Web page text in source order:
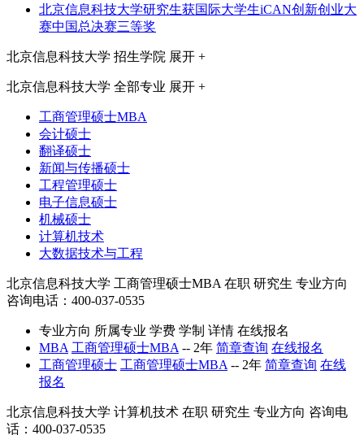
北京信息科技大学研究生获国际大学生iCAN创新创业大
赛中国总决赛三等奖
北京信息科技大学 招生学院 展开 +
北京信息科技大学 全部专业 展开 +
工商管理硕士MBA
会计硕士
翻译硕士
新闻与传播硕士
工程管理硕士
电子信息硕士
机械硕士
计算机技术
大数据技术与工程
北京信息科技大学 工商管理硕士MBA 在职 研究生 专业方向
咨询电话：400-037-0535
专业方向 所属专业 学费 学制 详情 在线报名
MBA 工商管理硕士MBA -- 2年 简章查询 在线报名
工商管理硕士 工商管理硕士MBA -- 2年 简章查询 在线
报名
北京信息科技大学 计算机技术 在职 研究生 专业方向 咨询电
话：400-037-0535